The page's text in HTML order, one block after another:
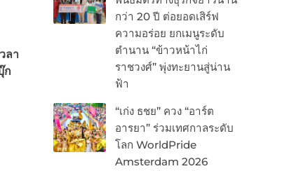
กว่า 20 ปี ต่อยอดเสิร์ฟ
ความอร่อย ยกเมนูระดับ
ตำนาน “ข้าวหน้าไก่
ราชวงศ์” พุ่งทะยานสู่น่าน
ฟ้า
“เก่ง ธชย” ควง “อาร์ต
อารยา” ร่วมเทศกาลระดับ
โลก WorldPride
Amsterdam 2026
ลา
ก